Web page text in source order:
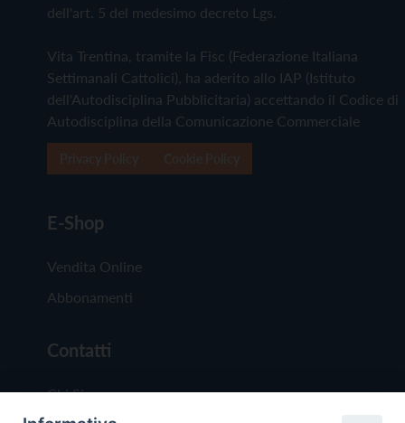
dell'art. 5 del medesimo decreto Lgs.
Vita Trentina, tramite la Fisc (Federazione Italiana
Settimanali Cattolici), ha aderito allo IAP (Istituto
dell'Autodisciplina Pubblicitaria) accettando il Codice di
Autodisciplina della Comunicazione Commerciale
E-Shop
Vendita Online
Abbonamenti
Contatti
Chi Siamo